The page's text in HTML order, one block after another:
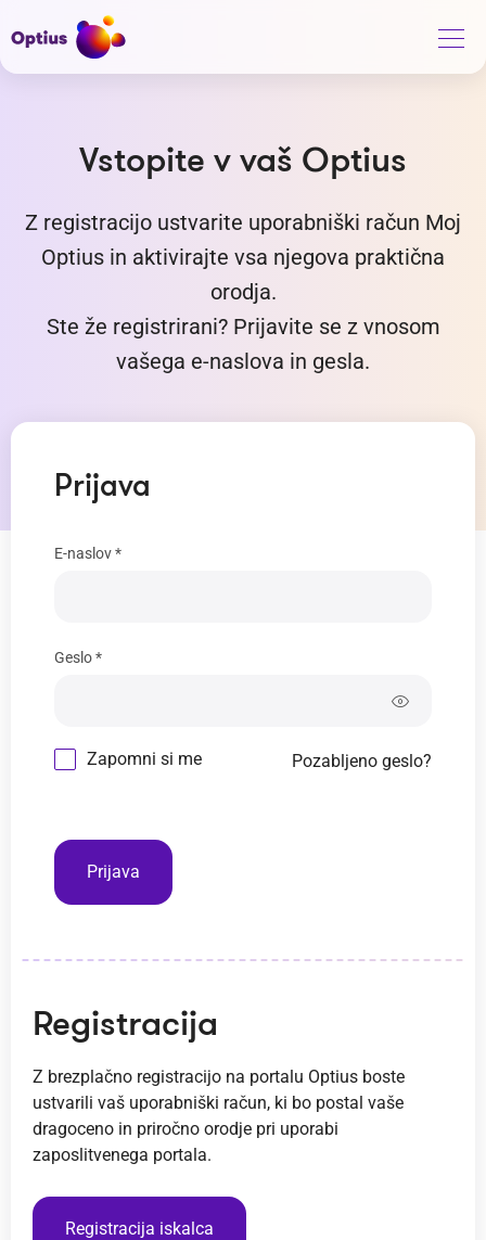
Vstopite v vaš Optius
Z registracijo ustvarite uporabniški račun Moj
Optius in aktivirajte vsa njegova praktična
orodja.
Ste že registrirani? Prijavite se z vnosom
vašega e-naslova in gesla.
Prijava
E-naslov *
Geslo *
Zapomni si me Pozabljeno geslo?
Prijava
Registracija
Z brezplačno registracijo na portalu Optius boste
ustvarili vaš uporabniški račun, ki bo postal vaše
dragoceno in priročno orodje pri uporabi
zaposlitvenega portala.
Registracija iskalca